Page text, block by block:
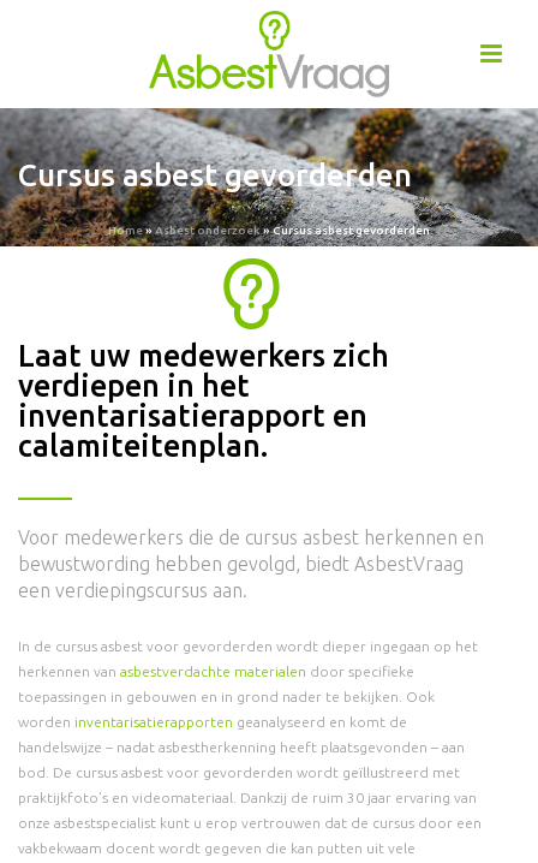
Cursus asbest gevorderden
Home»Asbest onderzoek»Cursus asbest gevorderden
Laat uw medewerkers zich
verdiepen in het
inventarisatierapport en
calamiteitenplan.
Voor medewerkers die de cursus asbest herkennen en
bewustwording hebben gevolgd, biedt AsbestVraag
een verdiepingscursus aan.
In de cursus asbest voor gevorderden wordt dieper ingegaan op het
herkennen van asbestverdachte materialen door specifieke
toepassingen in gebouwen en in grond nader te bekijken. Ook
worden inventarisatierapporten geanalyseerd en komt de
handelswijze – nadat asbestherkenning heeft plaatsgevonden – aan
bod. De cursus asbest voor gevorderden wordt geïllustreerd met
praktijkfoto’s en videomateriaal. Dankzij de ruim 30 jaar ervaring van
onze asbestspecialist kunt u erop vertrouwen dat de cursus door een
vakbekwaam docent wordt gegeven die kan putten uit vele